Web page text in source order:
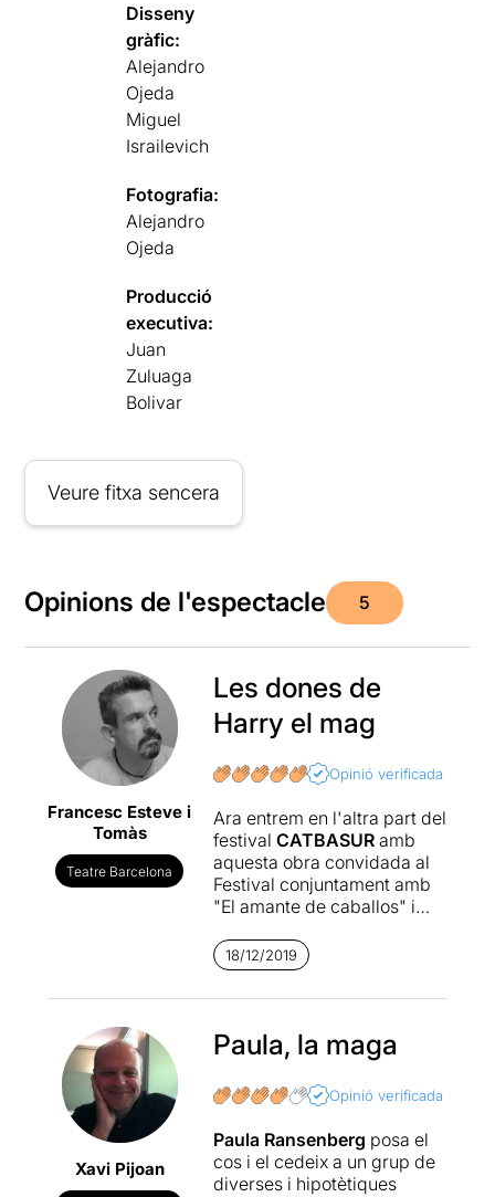
Disseny
gràfic:
Alejandro
Ojeda
Miguel
Israilevich
Fotografia:
Alejandro
Ojeda
Producció
executiva:
Juan
Zuluaga
Bolivar
Veure fitxa sencera
Opinions de l'espectacle 5
Francesc Esteve i
Tomàs
Teatre Barcelona
Les dones de
Harry el mag
Opinió verificada
Ara entrem en l'altra part del
festival CATBASURamb
aquesta obra convidada al
Festival conjuntament amb
"El amante de caballos" i
pròximament.
Paula Ransenberg presenta
sos hermosa" que s'ha vist
representada anteriorment a
Argentina amb gran èxit i la
veritat és que no és estrany.
dones dins d'aquesta funció.
Podríem dir que l'obra parla
18/12/2019
Xavi Pijoan
Paula, la maga
Opinió verificada
Paula Ransenberg posa el
cos i el cedeix a un grup de
diverses i hipotètiques